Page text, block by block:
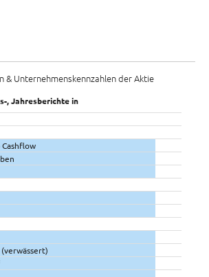
& Unternehmenskennzahlen der Aktie
, Jahresberichte in